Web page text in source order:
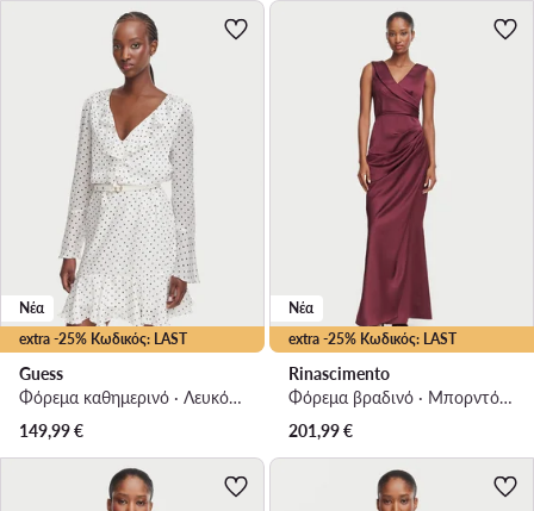
extra -25% Κωδικός: LAST
Νέα
Guess
Φόρεμα καθημερινό · Λευκό · Mini
149,99€
extra -25% Κωδικός: LAST
Νέα
Rinascimento
Φόρεμα βραδινό · Μπορντό · Maxi
201,99€